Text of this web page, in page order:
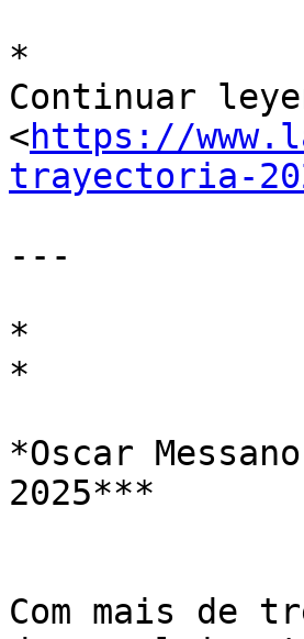
*
Continuar
<https://
trayectoria-
---
*
*
*Oscar
2025***
Com mais de